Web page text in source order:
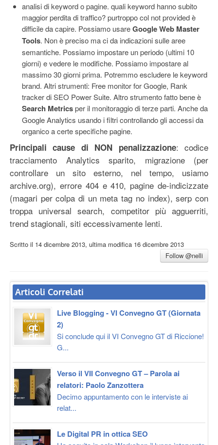
analisi di keyword o pagine. quali keyword hanno subito
maggior perdita di traffico? purtroppo col not provided è
difficile da capire. Possiamo usareGoogle Web Master
Tools. Non è preciso ma ci da indicazioni sulle aree
semantiche. Possiamo impostare un periodo (ultimi 10
giorni) e vedere le modifiche. Possiamo impostare al
massimo 30 giorni prima. Potremmo escludere le keyword
brand. Altri strumenti: Free monitor for Google, Rank
tracker di SEO Power Suite. Altro strumento fatto bene è
Search Metricsper il monitoraggio di terze parti. Anche da
Google Analytics usando i filtri controllando gli accessi da
organico a certe specifiche pagine.
Principali cause di NON penalizzazione: codice
tracciamento Analytics sparito, migrazione (per
controllare un sito esterno, nel tempo, usiamo
archive.org), errore 404 e 410, pagine de-indicizzate
(magari per colpa di un meta tag no index), serp con
troppa universal search, competitor più agguerriti,
trend stagionali, siti eccessivamente lenti.
Scritto il 14 dicembre 2013, ultima modifica 16 dicembre 2013
Follow @nelli
Articoli Correlati
Live Blogging - VI Convegno GT (Giornata
2)
Si conclude qui il VI Convegno GT di Riccione!
G...
Verso il VII Convegno GT – Parola ai
relatori: Paolo Zanzottera
Decimo appuntamento con le interviste ai
relat...
Le Digital PR in ottica SEO